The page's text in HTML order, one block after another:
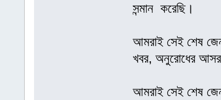
সন্মান করেছি।
আমরাই সেই শেষ
খবর, অনুরোধের আসর
আমরাই সেই শেষ